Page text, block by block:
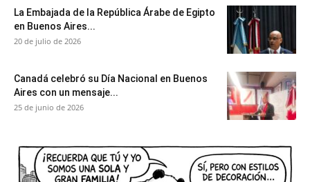
La Embajada de la República Árabe de Egipto
en Buenos Aires...
20 de julio de 2026
Canadá celebró su Día Nacional en Buenos
Aires con un mensaje...
25 de junio de 2026